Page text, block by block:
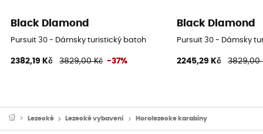
Black Diamond
Pursuit 30 - Dámsky turistický batoh
2382,19 Kč 3829,00 Kč -37%
Black Diamond
Pursuit 30 - Dámsky
2245,29 Kč 3829,00
Lezecké Lezecké vybavení Horolezecke karabiny